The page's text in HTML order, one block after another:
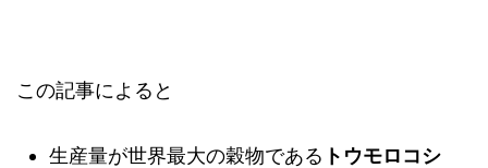
この記事によると
生産量が世界最大の穀物である トウモロコシ